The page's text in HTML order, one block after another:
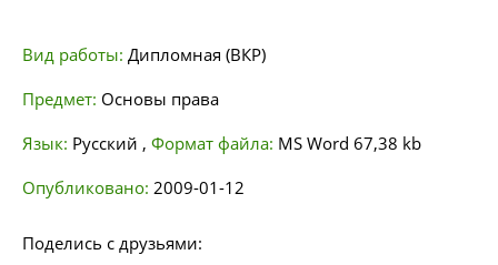
Вид работы: Дипломная (ВКР)
Предмет: Основы права
Язык: Русский , Формат файла: MS Word 67,38 kb
Опубликовано: 2009-01-12
Поделись с друзьями: